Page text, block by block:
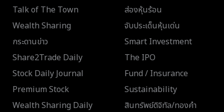
Talk of The Town
Wealth Sharing
กระดานข่าว
Share2Trade Daily
Stock Daily Journal
Premium Stock
Wealth Sharing Daily
ส่องหุ้นร้อน
จับประเด็นหุ้นเด่น
Smart Investment
The IPO
Fund / Insurance
Sustainability
สินทรัพย์ดิจิทัล/ทองคำ